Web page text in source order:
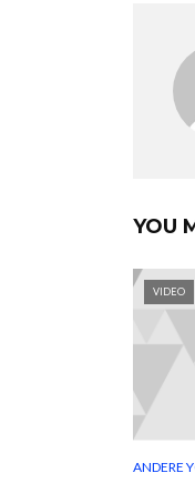
YOU
VIDEO
ANDERE